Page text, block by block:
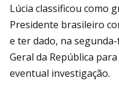
Lúcia classificou como
Presidente brasileiro
e ter dado, na
Geral da República
eventual investigação.